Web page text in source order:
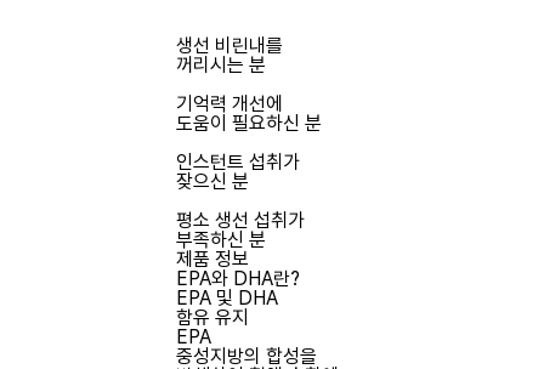
생선 비린내를
꺼리시는 분
기억력 개선에
도움이 필요하신 분
인스턴트 섭취가
잦으신 분
평소 생선 섭취가
부족하신 분
제품 정보
EPA와 DHA란?
EPA 및 DHA
함유 유지
EPA
중성지방의 합성을